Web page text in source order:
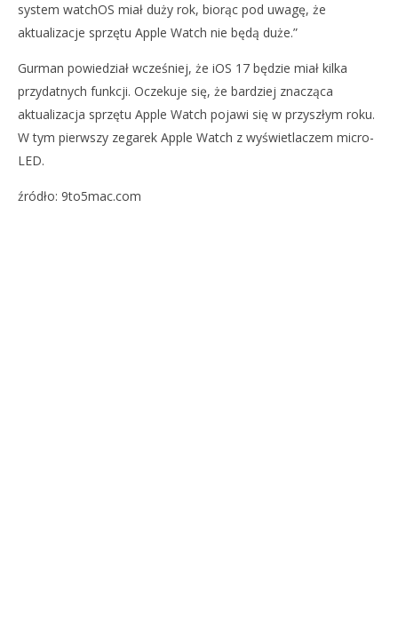
system watchOS miał duży rok, biorąc pod uwagę, że
aktualizacje sprzętu Apple Watch nie będą duże.”
Gurman powiedział wcześniej, że iOS 17 będzie miał kilka
przydatnych funkcji. Oczekuje się, że bardziej znacząca
aktualizacja sprzętu Apple Watch pojawi się w przyszłym roku.
W tym pierwszy zegarek Apple Watch z wyświetlaczem micro-
LED.
źródło: 9to5mac.com